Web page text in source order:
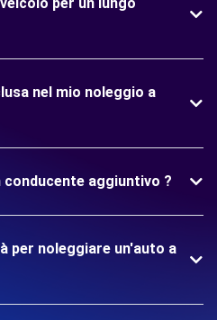
nel mio noleggio a
conducente aggiuntivo ?
per noleggiare un'auto a